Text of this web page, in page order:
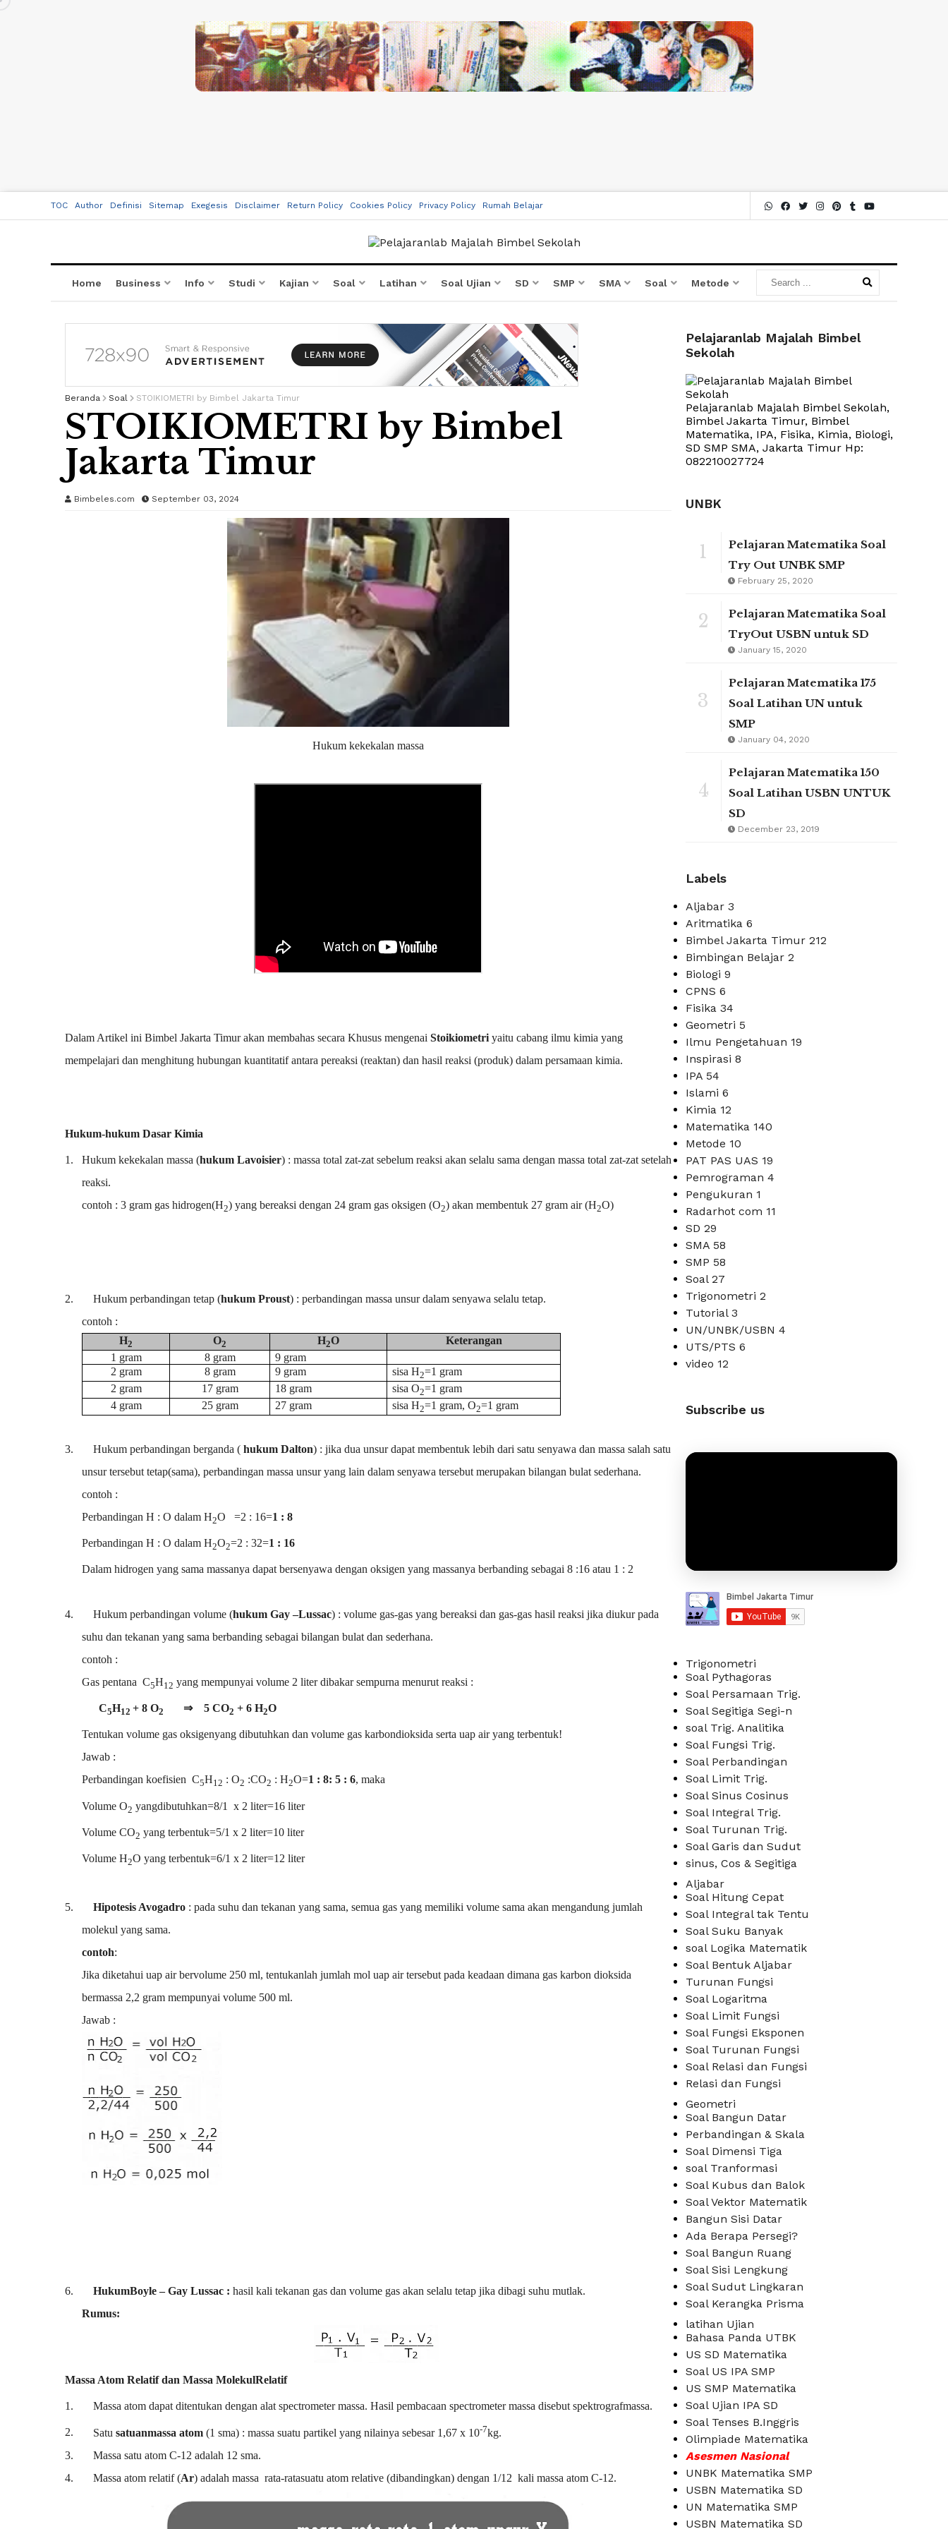
TOC Author Definisi Sitemap Exegesis Disclaimer Return Policy Cookies Policy Privacy Policy Rumah Belajar
Home Business Info Studi Kajian Soal Latihan Soal Ujian SD SMP SMA Soal Metode
Beranda Soal STOIKIOMETRI by Bimbel Jakarta Timur
STOIKIOMETRI by Bimbel
Jakarta Timur
Bimbeles.com September 03, 2024
Hukum kekekalan massa
Dalam Artikel ini Bimbel Jakarta Timur akan membahas secara Khusus mengenai Stoikiometri yaitu cabang ilmu kimia yang
mempelajari dan menghitung hubungan kuantitatif antara pereaksi (reaktan) dan hasil reaksi (produk) dalam persamaan kimia.
Hukum-hukum Dasar Kimia
1. Hukum kekekalan massa (hukum Lavoisier) : massa total zat-zat sebelum reaksi akan selalu sama dengan massa total zat-zat setelah
reaksi.
contoh : 3 gram gas hidrogen(H2) yang bereaksi dengan 24 gram gas oksigen (O2) akan membentuk 27 gram air (H2O)
2. Hukum perbandingan tetap (hukum Proust) : perbandingan massa unsur dalam senyawa selalu tetap.
contoh :
H2 O2 H2O
Keterangan
1 gram
8 gram
9 gram
2 gram
8 gram 9 gram sisa H2=1 gram
2 gram
17 gram 18 gram sisa O2=1 gram
4 gram
25 gram 27 gram sisa H2=1 gram, O2=1 gram
3. Hukum perbandingan berganda ( hukum Dalton) : jika dua unsur dapat membentuk lebih dari satu senyawa dan massa salah satu
unsur tersebut tetap(sama), perbandingan massa unsur yang lain dalam senyawa tersebut merupakan bilangan bulat sederhana.
contoh :
Perbandingan H : O dalam H2O =2 : 16=1 : 8
Perbandingan H : O dalam H2O2=2 : 32=1 : 16
Dalam hidrogen yang sama massanya dapat bersenyawa dengan oksigen yang massanya berbanding sebagai 8 :16 atau 1 : 2
4. Hukum perbandingan volume (hukum Gay –Lussac) : volume gas-gas yang bereaksi dan gas-gas hasil reaksi jika diukur pada
suhu dan tekanan yang sama berbanding sebagai bilangan bulat dan sederhana.
contoh :
Gas pentana C5H12 yang mempunyai volume 2 liter dibakar sempurna menurut reaksi :
C5H12 + 8 O2 ⇒ 5 CO2 + 6 H2O
Tentukan volume gas oksigenyang dibutuhkan dan volume gas karbondioksida serta uap air yang terbentuk!
Jawab :
Perbandingan koefisien C5H12 : O2 :CO2 : H2O=1 : 8: 5 : 6, maka
Volume O2 yangdibutuhkan=8/1 x 2 liter=16 liter
Volume CO2 yang terbentuk=5/1 x 2 liter=10 liter
Volume H2O yang terbentuk=6/1 x 2 liter=12 liter
5. Hipotesis Avogadro : pada suhu dan tekanan yang sama, semua gas yang memiliki volume sama akan mengandung jumlah
molekul yang sama.
contoh:
Jika diketahui uap air bervolume 250 ml, tentukanlah jumlah mol uap air tersebut pada keadaan dimana gas karbon dioksida
bermassa 2,2 gram mempunyai volume 500 ml.
Jawab :
6. HukumBoyle – Gay Lussac : hasil kali tekanan gas dan volume gas akan selalu tetap jika dibagi suhu mutlak.
Rumus:
Massa Atom Relatif dan Massa MolekulRelatif
1. Massa atom dapat ditentukan dengan alat spectrometer massa. Hasil pembacaan spectrometer massa disebut spektrografmassa.
2. Satu satuanmassa atom (1 sma) : massa suatu partikel yang nilainya sebesar 1,67 x 10-7kg.
3.
Massa satu atom C-12 adalah 12 sma.
4.
Massa atom relatif (Ar) adalah massa rata-ratasuatu atom relative (dibandingkan) dengan 1/12 kali massa atom C-12.
Pelajaranlab Majalah Bimbel
Sekolah
Pelajaranlab Majalah Bimbel Sekolah,
Bimbel Jakarta Timur, Bimbel
Matematika, IPA, Fisika, Kimia, Biologi,
SD SMP SMA, Jakarta Timur Hp:
082210027724
UNBK
1
Pelajaran Matematika Soal
Try Out UNBK SMP
February 25, 2020
2
Pelajaran Matematika Soal
TryOut USBN untuk SD
January 15, 2020
3
Pelajaran Matematika 175
Soal Latihan UN untuk
SMP
January 04, 2020
4
Pelajaran Matematika 150
Soal Latihan USBN UNTUK
SD
December 23, 2019
Labels
Aljabar 3
Aritmatika 6
Bimbel Jakarta Timur 212
Bimbingan Belajar 2
Biologi 9
CPNS 6
Fisika 34
Geometri 5
Ilmu Pengetahuan 19
Inspirasi 8
IPA 54
Islami 6
Kimia 12
Matematika 140
Metode 10
PAT PAS UAS 19
Pemrograman 4
Pengukuran 1
Radarhot com 11
SD 29
SMA 58
SMP 58
Soal 27
Trigonometri 2
Tutorial 3
UN/UNBK/USBN 4
UTS/PTS 6
video 12
Subscribe us
Trigonometri
Soal Pythagoras
Soal Persamaan Trig.
Soal Segitiga Segi-n
soal Trig. Analitika
Soal Fungsi Trig.
Soal Perbandingan
Soal Limit Trig.
Soal Sinus Cosinus
Soal Integral Trig.
Soal Turunan Trig.
Soal Garis dan Sudut
sinus, Cos & Segitiga
Aljabar
Soal Hitung Cepat
Soal Integral tak Tentu
Soal Suku Banyak
soal Logika Matematik
Soal Bentuk Aljabar
Turunan Fungsi
Soal Logaritma
Soal Limit Fungsi
Soal Fungsi Eksponen
Soal Turunan Fungsi
Soal Relasi dan Fungsi
Relasi dan Fungsi
Geometri
Soal Bangun Datar
Perbandingan & Skala
Soal Dimensi Tiga
soal Tranformasi
Soal Kubus dan Balok
Soal Vektor Matematik
Bangun Sisi Datar
Ada Berapa Persegi?
Soal Bangun Ruang
Soal Sisi Lengkung
Soal Sudut Lingkaran
Soal Kerangka Prisma
latihan Ujian
Bahasa Panda UTBK
US SD Matematika
Soal US IPA SMP
US SMP Matematika
Soal Ujian IPA SD
Soal Tenses B.Inggris
Olimpiade Matematika
Asesmen Nasional
UNBK Matematika SMP
USBN Matematika SD
UN Matematika SMP
USBN Matematika SD